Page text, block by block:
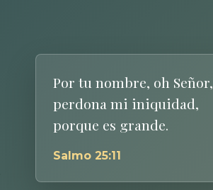
Por tu nombre, oh Señor,
perdona mi iniquidad,
porque es grande.
Salmo 25:11